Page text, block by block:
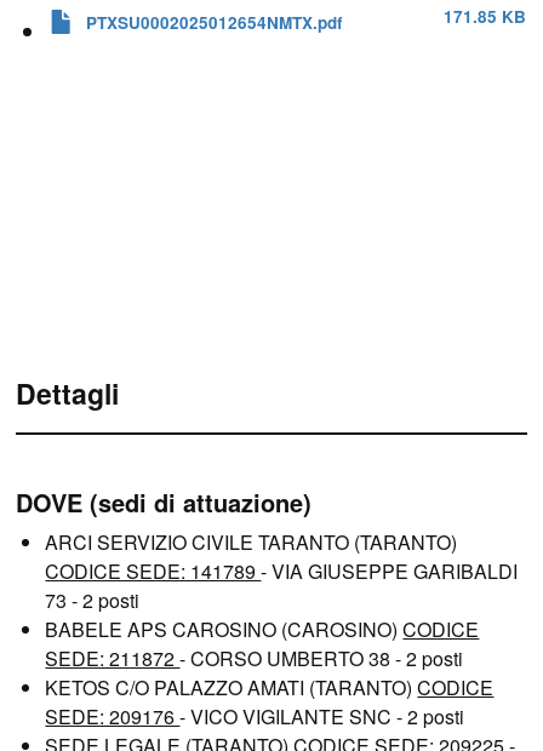
Dettagli
DOVE (sedi di attuazione)
ARCI SERVIZIO CIVILE TARANTO (TARANTO)
CODICE SEDE: 141789- VIA GIUSEPPE GARIBALDI
73 - 2 posti
BABELE APS CAROSINO (CAROSINO)CODICE
SEDE: 211872- CORSO UMBERTO 38 - 2 posti
KETOS C/O PALAZZO AMATI (TARANTO)CODICE
SEDE: 209176- VICO VIGILANTE SNC - 2 posti
PTXSU0002025012654NMTX.pdf 171.85 KB